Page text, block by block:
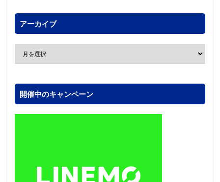
アーカイブ
開催中のキャンペーン